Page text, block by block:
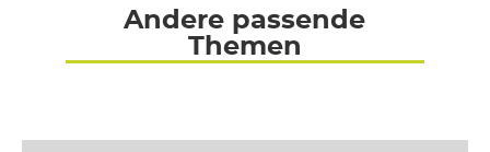
Andere passende
Themen